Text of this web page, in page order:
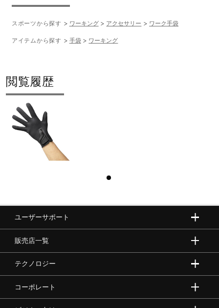
スポーツから探す ワーキング アクセサリー ワーク手袋
アイテムから探す 手袋 ワーキング
閲覧履歴
ユーザーサポート
販売店一覧
テクノロジー
コーポレート